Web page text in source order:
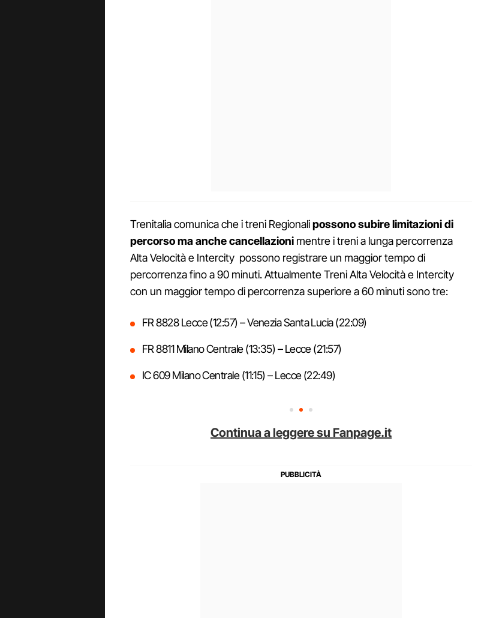
Trenitalia comunica che i treni Regionalipossono subire limitazioni di
percorso ma anche cancellazioni mentre i treni a lunga percorrenza
Alta Velocità e Intercity possono registrare un maggior tempo di
percorrenza fino a 90 minuti. Attualmente Treni Alta Velocità e Intercity
con un maggior tempo di percorrenza superiore a 60 minuti sono tre:
FR 8828 Lecce (12:57) – Venezia Santa Lucia (22:09)
FR 8811 Milano Centrale (13:35) – Lecce (21:57)
IC 609 Milano Centrale (11:15) – Lecce (22:49)
Continua a leggere su Fanpage.it